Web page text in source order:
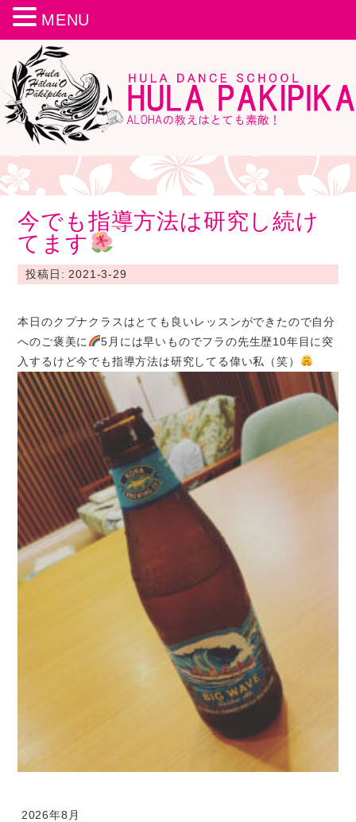
今でも指導方法は研究し続け
てます
投稿日: 2021-3-29
本日のクプナクラスはとても良いレッスンができたので自分
へのご褒美に
5月には早いものでフラの先生歴10年目に突
入するけど今でも指導方法は研究してる偉い私（笑）
2026年8月
MENU